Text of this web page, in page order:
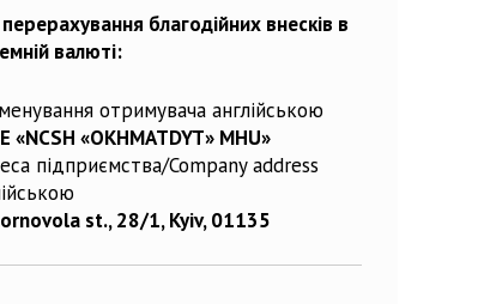
благодійних внесків в
валюті:
отримувача англійською
«NCSH «OKHMATDYT» MHU»
підприємства/Company address
st., 28/1, Kyiv, 01135